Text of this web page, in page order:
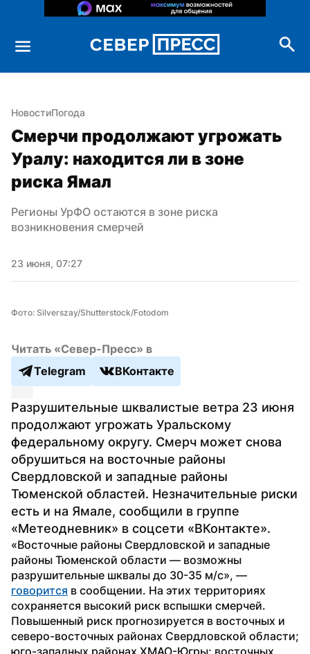
НовостиПогода
Смерчи продолжают угрожать
Уралу: находится ли в зоне
риска Ямал
Регионы УрФО остаются в зоне риска
возникновения смерчей
23 июня, 07:27
Фото: Silverszay/Shutterstock/Fotodom
Читать «Север-Пресс» в
Telegram
ВКонтакте
Разрушительные шквалистые ветра 23 июня
продолжают угрожать Уральскому
федеральному округу. Смерч может снова
обрушиться на восточные районы
Свердловской и западные районы
Тюменской областей. Незначительные риски
есть и на Ямале, сообщили в группе
«Метеодневник» в соцсети «ВКонтакте».
«Восточные районы Свердловской и западные
районы Тюменской области — возможны
говорится в сообщении. На этих территориях
сохраняется высокий риск вспышки смерчей.
Повышенный риск прогнозируется в восточных и
северо-восточных районах Свердловской области;
юго-западных районах ХМАО-Югры; восточных